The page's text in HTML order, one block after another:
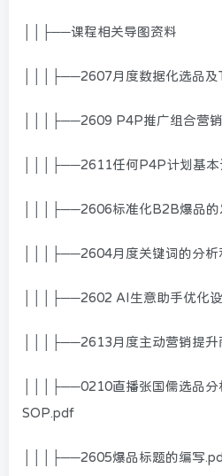
││├──课程相关导图资料
│││├──2607月度数据化选品及
│││├──2609 P4P推广组合营
│││├──2611任何P4P计划基本
│││├──2606标准化B2B爆品的
│││├──2604月度关键词的分析
│││├──2602 AI生意助手优化
│││├──2613月度主动营销提升
│││├──0210直播张国儒选品分
SOP.pdf
│││├──2605爆品标题的编写